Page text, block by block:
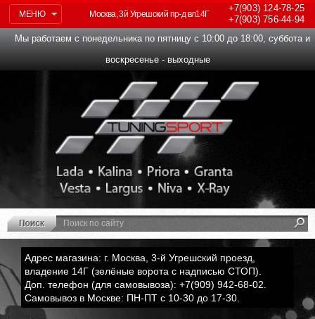
МЕНЮ
+7(903)124-78-25
+7(903)756-44-94
Москва, 3й Угрешский пр-д вл14Г
Мы работаем с понедельника по пятницу с 10:00 до 18:00, суббота и
воскресенье - выходные
Адрес магазина: г. Москва, 3-й Угрешский проезд,
владение 14Г (зелёные ворота с надписью СТОП).
Доп. телефон (для самовывоза): +7(909) 942-68-02.
Самовывоз в Москве: ПН-ПТ с 10-30 до 17-30.